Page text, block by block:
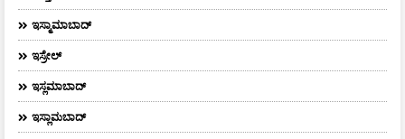
ಇಸ್ಮಾಮಾಬಾದ್
ಇಸ್ರೇಲ್
ಇಸ್ಲಮಾಬಾದ್
ಇಸ್ಲಾಮಬಾದ್